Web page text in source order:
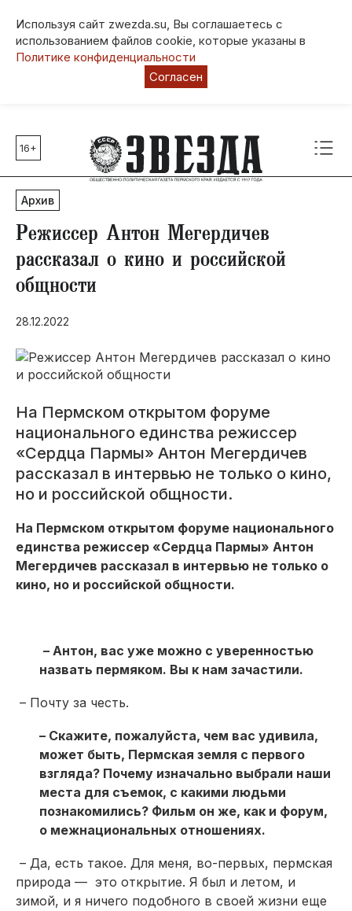
Используя сайт zwezda.su, Вы соглашаетесь с
использованием файлов cookie, которые указаны в
Политике конфиденциальности
Согласен
Главные темы
80 лет Победы
Молодежная столица РФ
СВО
Социальная поддержка
Инфраструктура
Благоустройство
16+
Архив
Режиссер Антон Мегердичев
рассказал о кино и российской
общности
28.12.2022
На Пермском открытом форуме
национального единства режиссер
«Сердца Пармы» Антон Мегердичев
рассказал в интервью не только о кино,
но и российской общности.
На Пермском открытом форуме национального
единства режиссер «Сердца Пармы» Антон
Мегердичев рассказал в интервью не только о
кино, но и российской общности.
– Антон, вас уже можно с уверенностью
назвать пермяком. Вы к нам зачастили.
– Почту за честь.
– Скажите, пожалуйста, чем вас удивила,
может быть, Пермская земля с первого
взгляда? Почему изначально выбрали наши
места для съемок, с какими людьми
познакомились? Фильм он же, как и форум,
о межнациональных отношениях.
– Да, есть такое. Для меня, во-первых, пермская
природа — это открытие. Я был и летом, и
зимой, и я ничего подобного в своей жизни еще